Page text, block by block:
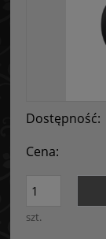
Dostępność:
Cena:
szt.